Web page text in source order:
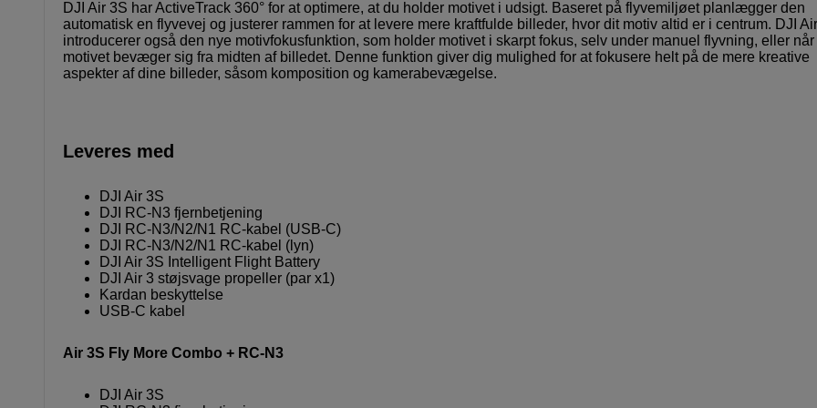
DJI Air 3S har ActiveTrack 360° for at optimere, at du holder motivet i udsigt. Baseret på flyvemiljøet planlægger den
automatisk en flyvevej og justerer rammen for at levere mere kraftfulde billeder, hvor dit motiv altid er i centrum. DJI
introducerer også den nye motivfokusfunktion, som holder motivet i skarpt fokus, selv under manuel flyvning, eller når
motivet bevæger sig fra midten af ​​billedet. Denne funktion giver dig mulighed for at fokusere helt på de mere kreative
aspekter af dine billeder, såsom komposition og kamerabevægelse.
Leveres med
DJI Air 3S
DJI RC-N3 fjernbetjening
DJI RC-N3/N2/N1 RC-kabel (USB-C)
DJI RC-N3/N2/N1 RC-kabel (lyn)
DJI Air 3S Intelligent Flight Battery
DJI Air 3 støjsvage propeller (par x1)
Kardan beskyttelse
USB-C kabel
Air 3S Fly More Combo + RC-N3
DJI Air 3S